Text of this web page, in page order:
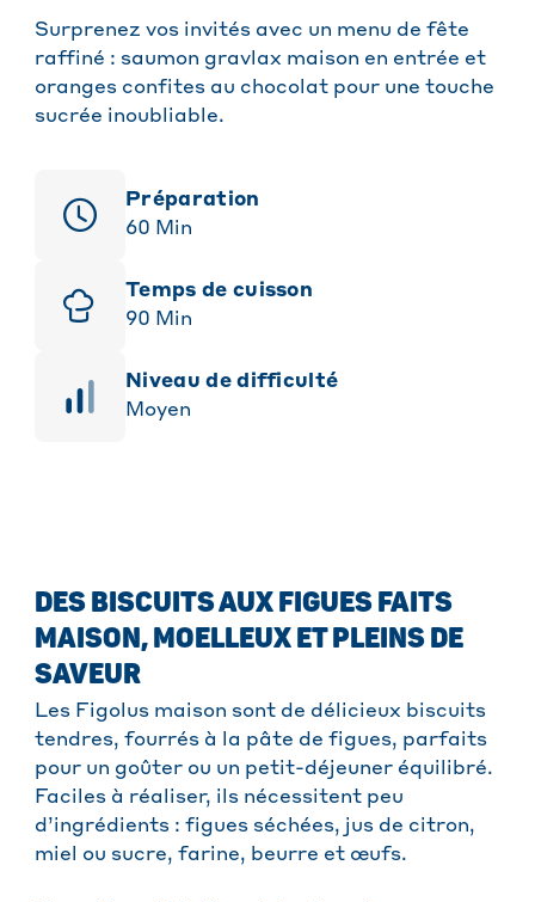
Surprenez vos invités avec un menu de fête
raffiné : saumon gravlax maison en entrée et
oranges confites au chocolat pour une touche
sucrée inoubliable.
Préparation
60 Min
Temps de cuisson
90 Min
niveau de difficulté
Moyen
DES BISCUITS AUX FIGUES FAITS
MAISON, MOELLEUX ET PLEINS DE
SAVEUR
Les Figolus maison sont de délicieux biscuits
tendres, fourrés à la pâte de figues, parfaits
pour un goûter ou un petit-déjeuner équilibré.
Faciles à réaliser, ils nécessitent peu
d’ingrédients : figues séchées, jus de citron,
miel ou sucre, farine, beurre et œufs.